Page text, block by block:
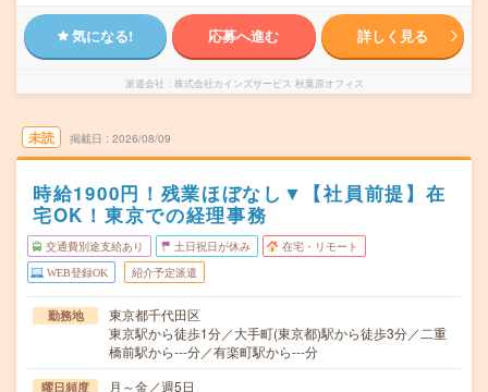
気になる! 応募へ進む 詳しく見る
派遣会社 株式会社カインズサービス 秋葉原オフィス
未読 掲載日 2026/08/09
時給1900円！残業ほぼなし▼【社員前提】在
宅OK！東京での経理事務
交通費別途支給あり 土日祝日が休み 在宅・リモート
WEB登録OK 紹介予定派遣
勤務地
東京都千代田区
東京駅から徒歩1分／大手町(東京都)駅から徒歩3分／二重
橋前駅から---分／有楽町駅から---分
曜日頻度 月～金／週5日